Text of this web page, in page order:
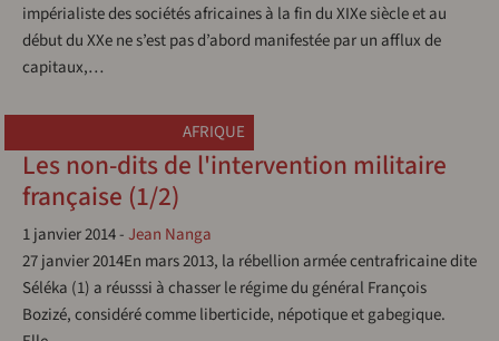
impérialiste des sociétés africaines à la fin du XIXe siècle et au
début du XXe ne s’est pas d’abord manifestée par un afflux de
capitaux,…
AFRIQUE
Les non-dits de l'intervention militaire
française (1/2)
1 janvier 2014-Jean Nanga
27 janvier 2014En mars 2013, la rébellion armée centrafricaine dite
Séléka (1) a réusssi à chasser le régime du général François
Bozizé, considéré comme liberticide, népotique et gabegique.